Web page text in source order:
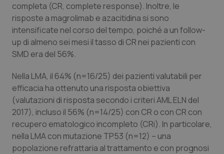
Provincia Autonoma di Trento
Puglia
Sicilia
Toscana
Umbria
Ipertensione & Scompenso
Malattie rare
Neuroscienze & patologie neurodegenerative
Obesità
Oftalmologia
completa (CR, complete response). Inoltre, le
risposte a magrolimab e azacitidina si sono
intensificate nel corso del tempo, poiché a un follow-
up di almeno sei mesi il tasso di CR nei pazienti con
SMD era del 56%.
Nella LMA, il 64% (n=16/25) dei pazienti valutabili per
efficacia ha ottenuto una risposta obiettiva
(valutazioni di risposta secondo i criteri AML ELN del
2017), incluso il 56% (n=14/25) con CR o con CR con
recupero ematologico incompleto (CRi). In particolare,
nella LMA con mutazione TP53 (n=12) – una
popolazione refrattaria al trattamento e con prognosi